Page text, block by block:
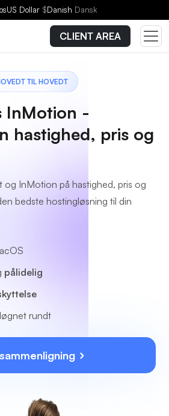
US Dollar $Danish Dansk
CLIENT AREA
TIL HOVEDT
InMotion -
hastighed, pris og
og InMotion på hastighed, pris og
bedste hostingløsning til din
pålidelig
rundt